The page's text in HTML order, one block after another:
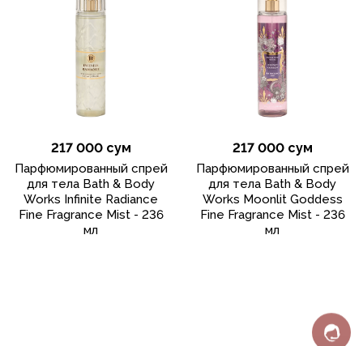
217 000 сум
Парфюмированный спрей
для тела Bath & Body
Works Infinite Radiance
Fine Fragrance Mist - 236
мл
217 000 сум
Парфюмированный спрей
для тела Bath & Body
Works Moonlit Goddess
Fine Fragrance Mist - 236
мл